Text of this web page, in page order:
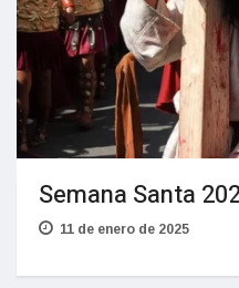
Semana Santa
11 de enero de 2025